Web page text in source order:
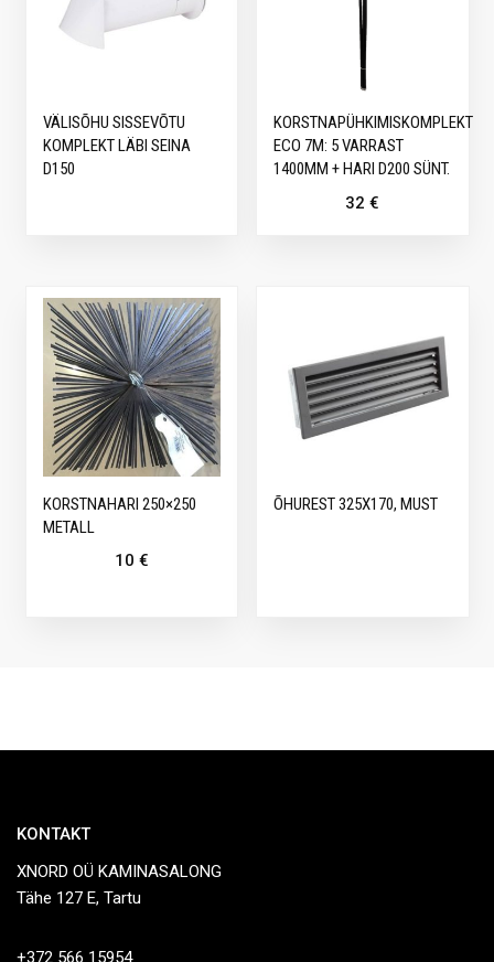
VÄLISÕHU SISSEVÕTU
KOMPLEKT LÄBI SEINA
D150
KORSTNAPÜHKIMISKOMPLEKT
ECO 7M: 5 VARRAST
1400MM + HARI D200 SÜNT.
32€
KORSTNAHARI 250×250
METALL
10 €
ÕHUREST 325X170, MUST
KONTAKT
XNORD OÜ KAMINASALONG
Tähe 127 E, Tartu
+372 566 15954